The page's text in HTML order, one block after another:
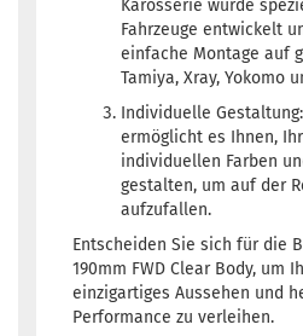
Karosserie wurde
Fahrzeuge entwickelt
einfache Montage auf
Tamiya, Xray, Yokomo
Individuelle
ermöglicht es Ihnen,
individuellen Farben
gestalten, um auf der
aufzufallen.
Entscheiden Sie sich für die
190mm FWD Clear Body, um
einzigartiges Aussehen und
Performance zu verleihen.